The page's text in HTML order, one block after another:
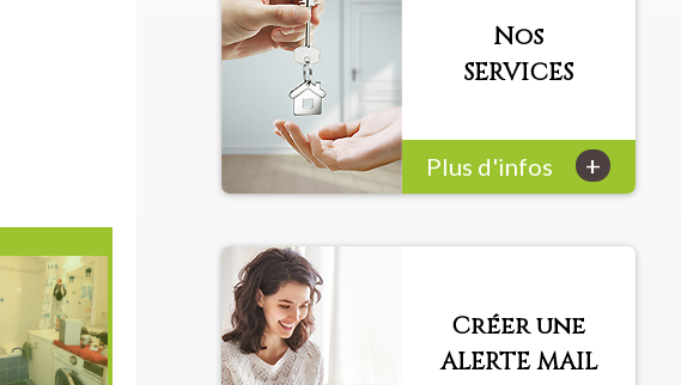
Nos
SERVICES
Plus d'infos +
Créer une
ALERTE MAIL